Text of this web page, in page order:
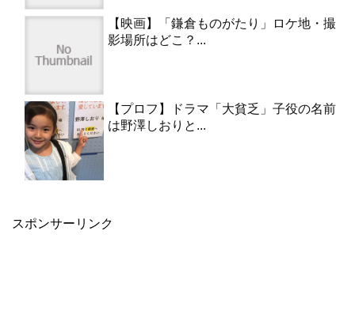
【映画】「鎌倉ものがたり」ロケ地・撮
影場所はどこ？...
【プロフ】ドラマ「大貧乏」子役の名前
は野澤しおりと...
スポンサーリンク